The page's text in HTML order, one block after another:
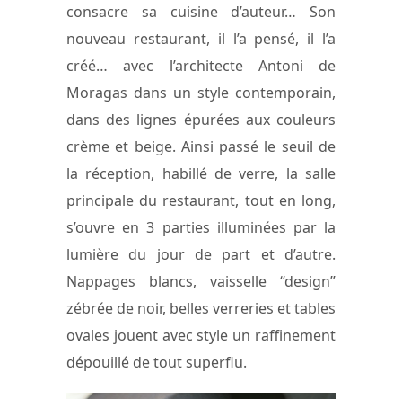
consacre sa cuisine d’auteur… Son
nouveau restaurant, il l’a pensé, il l’a
créé… avec l’architecte Antoni de
Moragas dans un style contemporain,
dans des lignes épurées aux couleurs
crème et beige. Ainsi passé le seuil de
la réception, habillé de verre, la salle
principale du restaurant, tout en long,
s’ouvre en 3 parties illuminées par la
lumière du jour de part et d’autre.
Nappages blancs, vaisselle “design”
zébrée de noir, belles verreries et tables
ovales jouent avec style un raffinement
dépouillé de tout superflu.